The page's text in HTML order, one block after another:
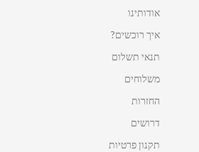
אודותינו
איך רוכשים?
תנאי תשלום
משלוחים
החזרות
דרושים
תקנון פרטיות